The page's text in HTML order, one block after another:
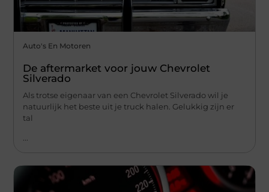
Auto's En Motoren
De aftermarket voor jouw Chevrolet
Silverado
Als trotse eigenaar van een Chevrolet Silverado wil je
natuurlijk het beste uit je truck halen. Gelukkig zijn er
tal